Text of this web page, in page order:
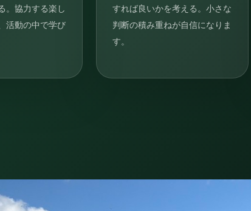
。協力する楽し
活動の中で学び
すれば良いかを考える。小さな
判断の積み重ねが自信になりま
す。